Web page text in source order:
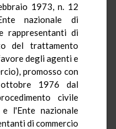
1973, n. 12
nazionale di
rappresentanti di
del trattamento
degli agenti e
promosso con
1976 dal
civile
l'Ente nazionale
di commercio